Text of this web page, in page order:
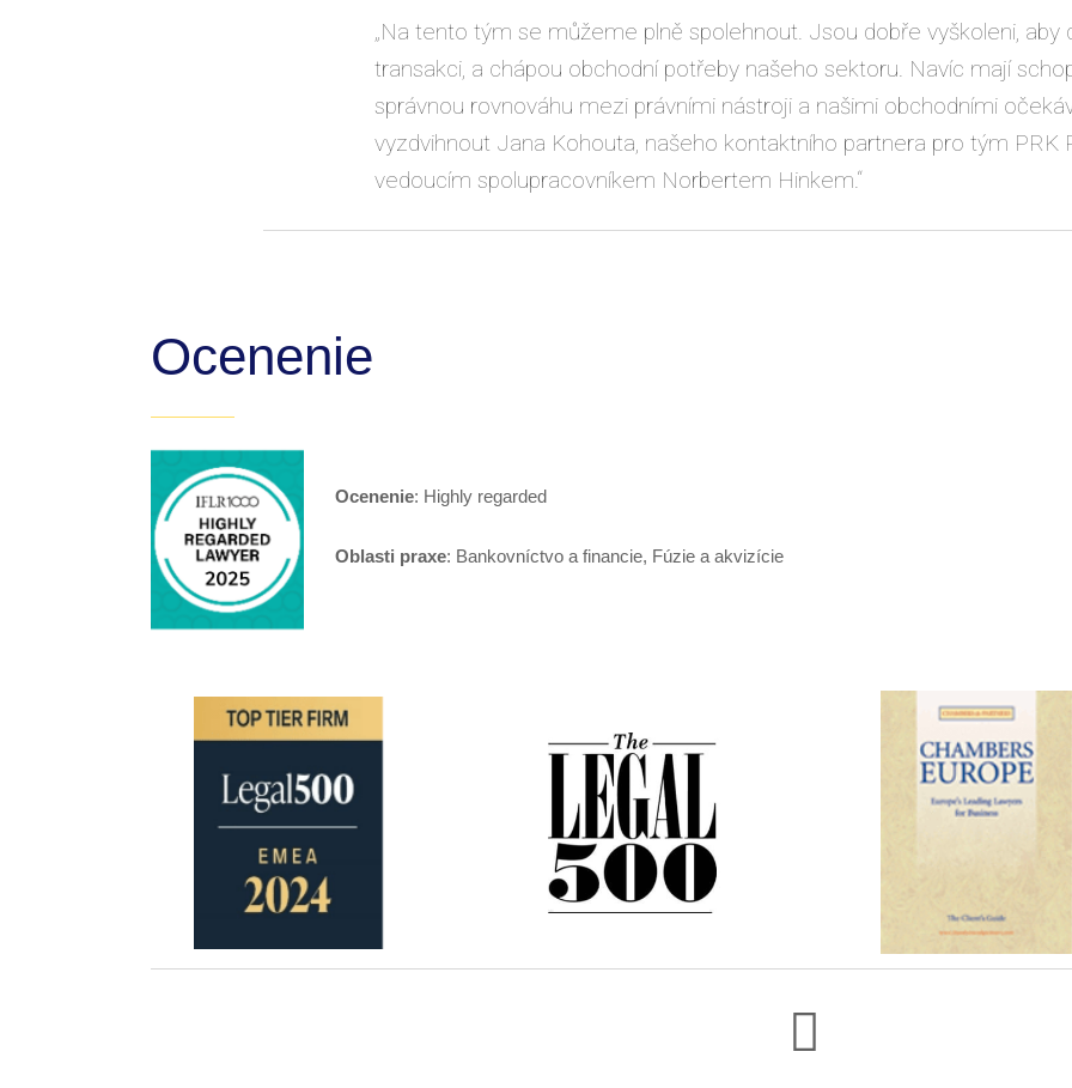
„Na tento tým se můžeme plně spolehnout. Jsou dobře vyškoleni, aby
transakci, a chápou obchodní potřeby našeho sektoru. Navíc mají
správnou rovnováhu mezi právními nástroji a našimi obchodními
vyzdvihnout Jana Kohouta, našeho kontaktního partnera pro tým PRK
vedoucím spolupracovníkem Norbertem Hinkem.“
Ocenenie
Ocenenie: Highly regarded
Oblasti praxe: Bankovníctvo a financie, Fúzie a akvizície